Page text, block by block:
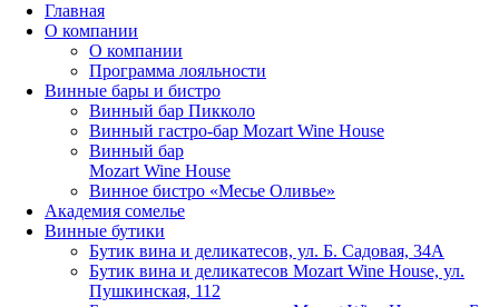
Главная
О компании
О компании
Программа лояльности
Винные бары и бистро
Винный бар Пикколо
Винный гастро-бар Mozart Wine House
Винный бар
Mozart Wine House
Винное бистро «Месье Оливье»
Академия сомелье
Винные бутики
Бутик вина и деликатесов, ул. Б. Садовая, 34А
Бутик вина и деликатесов Mozart Wine House, ул.
Пушкинская, 112